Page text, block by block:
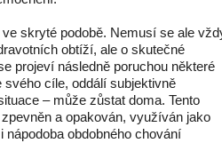
skryté podobě. Nemusí se ale
obtíží, ale o skutečné
projeví následně poruchou některé
cíle, oddálí subjektivně
– může zůstat doma. Tento
a opakován, využíván jako
nápodoba obdobného chování